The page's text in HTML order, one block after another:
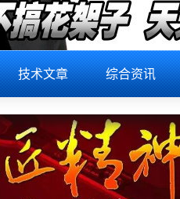
技术文章 综合资讯